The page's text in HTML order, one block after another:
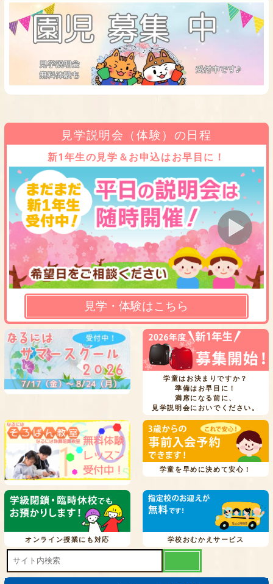
見学説明会（体験）の日程
新1年生の見学＆お申込はお早目に！
見学・体験はこちら
学童はお決まりですか？
準備はお早目に！
満席になる前に、
見学説明会においでください。
学童を早めに決めて安心！
オンライン授業にも対応 学校おむかえサービス